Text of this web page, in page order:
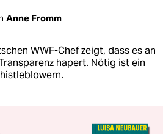
Anne Fromm
WWF-Chef zeigt, dass es an
hapert. Nötig ist ein